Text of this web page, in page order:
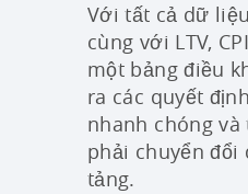
Với tất cả dữ
cùng với LTV,
một bảng điều
ra các quyết
nhanh chóng
phải chuyển đổi
tảng.